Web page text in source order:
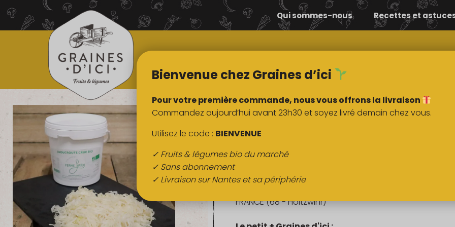
TOUS NOS
Comment ça
marche ?
Nos
Qui sommes-nous Recettes et
DESCRIPTION
Choucroute crue
FRANCE (68 - Holtzwihr)
Bienvenue chez Graines d’ici
Pour votre première commande, nous vous offrons la livraison
Commandez aujourd’hui avant 23h30 et soyez livré demain chez vous.
Utilisez le code : BIENVENUE
✓ Fruits & légumes bio du marché
✓ Sans abonnement
✓ Livraison sur Nantes et sa périphérie